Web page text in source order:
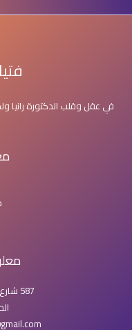
في عقل وقلب الدكتورة رانيا
587 شارع 19 متفرع من شارع 9